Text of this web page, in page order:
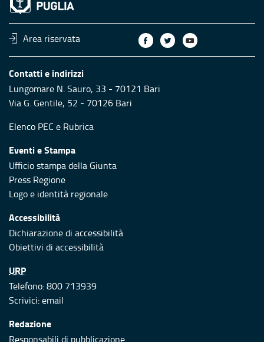
Area riservata
Contatti e indirizzi
Lungomare N. Sauro, 33 - 70121 Bari
Via G. Gentile, 52 - 70126 Bari
Elenco PEC e Rubrica
Eventi e Stampa
Ufficio stampa della Giunta
Press Regione
Logo e identità regionale
Accessibilità
Dichiarazione di accessibilità
Obiettivi di accessibilità
URP
Telefono: 800 713939
Scrivici:email
Redazione
Responsabili di pubblicazione